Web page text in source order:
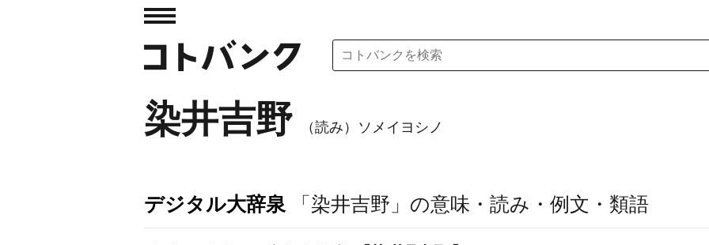
染井吉野 （読み）ソメイヨシノ
デジタル大辞泉 「染井吉野」の意味・読み・例文・類語